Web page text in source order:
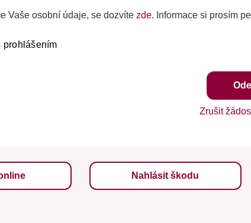
Vaše osobní údaje, se dozvíte zde. Informace si prosím
prohlášením
Zrušit
Nahlásit škodu